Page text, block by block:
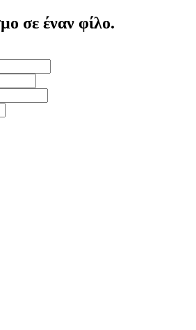
σε έναν φίλο.